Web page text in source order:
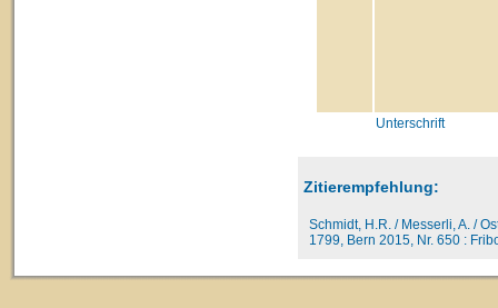
Unterschrift
Zitierempfehlung:
Schmidt, H.R. / Messerli, A. /
1799, Bern 2015, Nr. 650 :